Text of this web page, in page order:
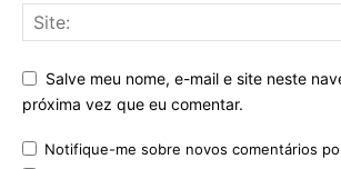
Salve meu nome, e-mail e site neste
próxima vez que eu comentar.
Notifique-me sobre novos comentários